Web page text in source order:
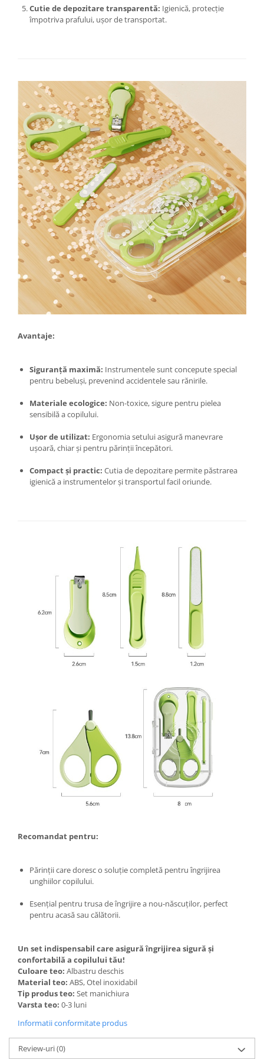
Chiuvete bucatarie compozit
Chiuvete inox
Tapet 3D Autoadeziv
Climatizare si echipamente de
incalzire
Aere conditionate
Echipamente pt incalzire
Panouri solare
Paturi electrice cu incalzire
Sobe pe lemne
Umidificatoare
Ventilatoare
Kituri de siguranta si supravietuire
Kit-uri siguranta auto
Kit-uri Supravietuire si Accesorii
Camping
Curatenie si menaj
Accesorii maturi, mopuri si galeti
Aspiratoare electrice
Cutii depozitare diverse
Cutii pentru chei
Maturi, mopuri si galeti
incaltaminte
Perii de curatare
Masini de carnati si accesorii
Espressoare si cafetiere
Masini de piper si nuci
Accesorii si consumabile masini de
Autocolant de bucatarie
Genti Termoizolante Mancare
Magneti de frigider
Masini de tocat manuale
Masini tocat carne electrice
Oale si Cratite
Pahare / Sticle cu Pai / Cani termos
Palnii
Storcatoare
Tavi copt
Ustensile de bucatarie
Auto
Stații încărcare vehicule electrice
Anvelope auto
Chingi
Clesti auto
Compresoare auto si pompe
Cricuri
Cutie de depozitare transparentă: Igienică, protecție
împotriva prafului, ușor de transportat.
Avantaje:
Siguranță maximă: Instrumentele sunt concepute special
pentru bebeluși, prevenind accidentele sau rănirile.
Materiale ecologice: Non-toxice, sigure pentru pielea
sensibilă a copilului.
Ușor de utilizat: Ergonomia setului asigură manevrare
ușoară, chiar și pentru părinții începători.
Compact și practic: Cutia de depozitare permite păstrarea
igienică a instrumentelor și transportul facil oriunde.
Recomandat pentru:
Părinții care doresc o soluție completă pentru îngrijirea
unghiilor copilului.
Esențial pentru trusa de îngrijire a nou-născuților, perfect
pentru acasă sau călătorii.
Un set indispensabil care asigură îngrijirea sigură și
confortabilă a copilului tău!
Culoare teo: Albastru deschis
Material teo: ABS, Otel inoxidabil
Tip produs teo: Set manichiura
Varsta teo: 0-3 luni
Informatii conformitate produs
Review-uri(0)